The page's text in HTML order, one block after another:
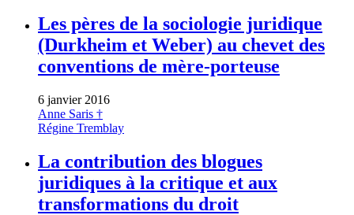
Les pères de la sociologie juridique
(Durkheim et Weber) au chevet des
conventions de mère-porteuse
6 janvier 2016
Anne Saris †
Régine Tremblay
La contribution des blogues
juridiques à la critique et aux
transformations du droit